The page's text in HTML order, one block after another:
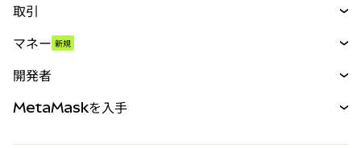
取引
パーペチュアル
RWA
マネー 新規
開発者
MetaMaskを入手